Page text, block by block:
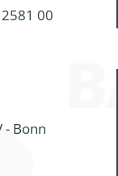
00
- Bonn